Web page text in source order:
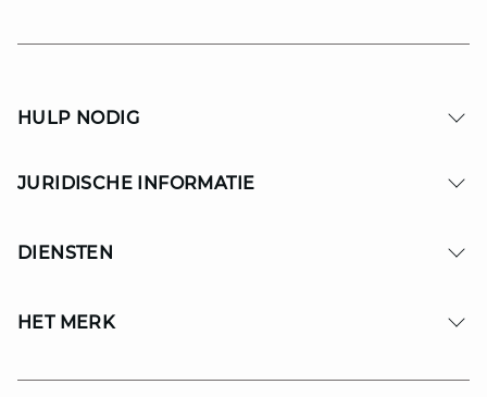
HULP NODIG
JURIDISCHE INFORMATIE
DIENSTEN
HET MERK